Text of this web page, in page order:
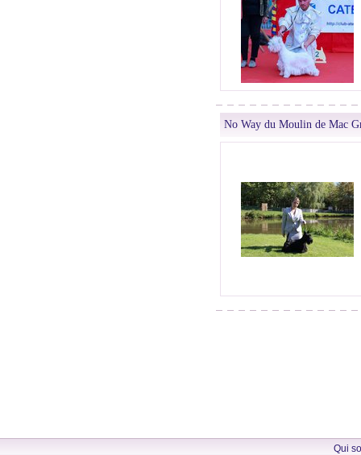
No Way du Moulin de Mac
Qui